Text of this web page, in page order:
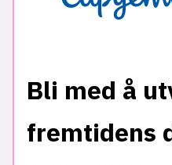
Bli med å
fremtidens